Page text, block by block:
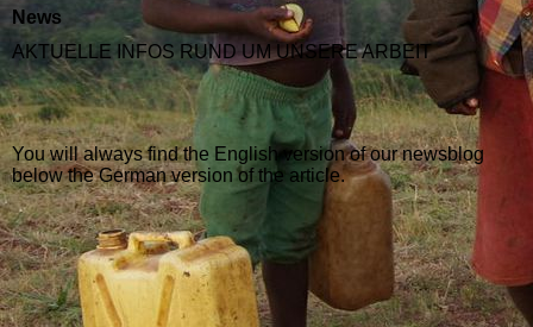
News
AKTUELLE INFOS RUND UM UNSERE ARBEIT
You will always find the English version of our newsblog
below the German version of the article.